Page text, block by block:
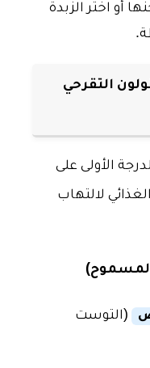
أو اختر الزبدة
التقرحي
الأولى على
لالتهاب
المسموح)
(التوست